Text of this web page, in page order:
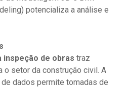
potencializa a análise e
inspeção de obras traz
setor da construção civil. A
dados permite tomadas de